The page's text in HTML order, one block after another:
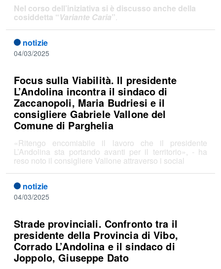
Nel corso dell’iniziativa si è discusso anche della
cosiddetta “Variante Caria”.
notizie
04/03/2025
Focus sulla Viabilità. Il presidente
L’Andolina incontra il sindaco di
Zaccanopoli, Maria Budriesi e il
consigliere Gabriele Vallone del
Comune di Parghelia
«Ritengo encomiabile il lavoro che il presidente
L’Andolina sta portando avanti per il territorio», - ha
reso noto il consigliere Vallone attraverso i social
notizie
04/03/2025
Strade provinciali. Confronto tra il
presidente della Provincia di Vibo,
Corrado L’Andolina e il sindaco di
Joppolo, Giuseppe Dato